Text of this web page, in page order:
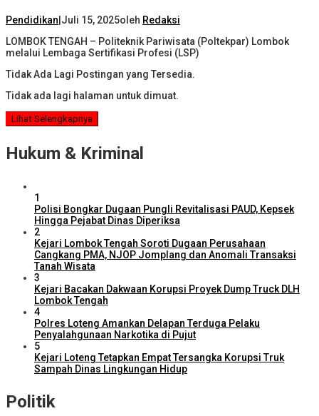
Pendidikan Juli 15, 2025oleh Redaksi
LOMBOK TENGAH – Politeknik Pariwisata (Poltekpar) Lombok
melalui Lembaga Sertifikasi Profesi (LSP)
Tidak Ada Lagi Postingan yang Tersedia.
Tidak ada lagi halaman untuk dimuat.
Lihat Selengkapnya
Hukum & Kriminal
1
Polisi Bongkar Dugaan Pungli Revitalisasi PAUD, Kepsek
Hingga Pejabat Dinas Diperiksa
2
Kejari Lombok Tengah Soroti Dugaan Perusahaan
Cangkang PMA, NJOP Jomplang dan Anomali Transaksi
Tanah Wisata
3
Kejari Bacakan Dakwaan Korupsi Proyek Dump Truck DLH
Lombok Tengah
4
Polres Loteng Amankan Delapan Terduga Pelaku
Penyalahgunaan Narkotika di Pujut
5
Kejari Loteng Tetapkan Empat Tersangka Korupsi Truk
Sampah Dinas Lingkungan Hidup
Politik